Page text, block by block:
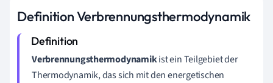
Definition Verbrennungsthermodynamik
Verbrennungsthermodynamikist ein Teilgebiet der
Thermodynamik, das sich mit den energetischen